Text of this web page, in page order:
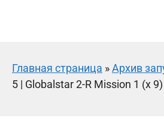
Главная страница »Архив
5 | Globalstar 2-R Mission 1 (x 9)